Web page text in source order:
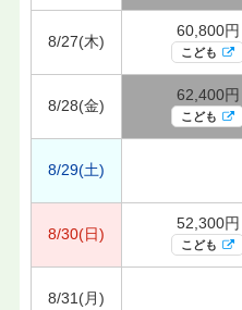
8/27(木)
60,800円
こども
8/28(金)
62,400円
こども
8/29(土)
8/30(日)
52,300円
こども
8/31(月)